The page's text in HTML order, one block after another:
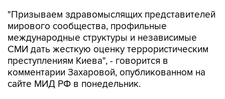
"Призываем здравомыслящих представителей
мирового сообщества, профильные
международные структуры и независимые
СМИ дать жесткую оценку террористическим
преступлениям Киева", - говорится в
комментарии Захаровой, опубликованном на
сайте МИД РФ в понедельник.